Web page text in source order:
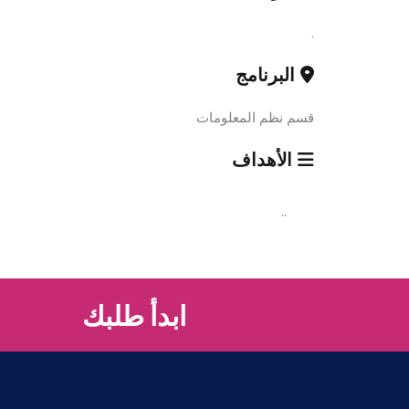
.
البرنامج
قسم نظم المعلومات
الأهداف
..
ابدأ طلبك